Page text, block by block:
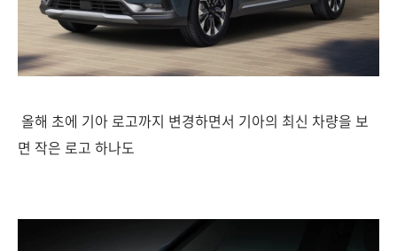
올해 초에 기아 로고까지 변경하면서 기아의 최신 차량을 보
면 작은 로고 하나도